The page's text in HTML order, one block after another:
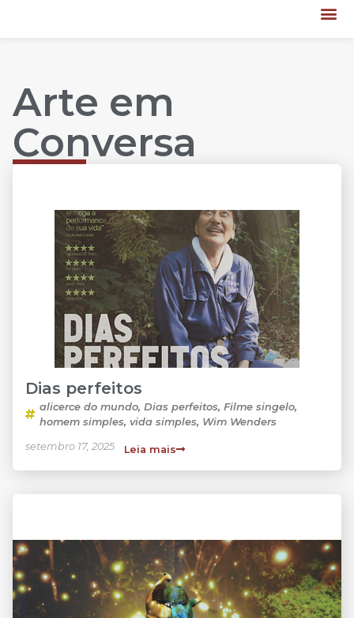
Arte em
Conversa
Dias perfeitos
alicerce do mundo, Dias perfeitos, Filme singelo,
homem simples, vida simples, Wim Wenders
setembro 17, 2025 Leia mais